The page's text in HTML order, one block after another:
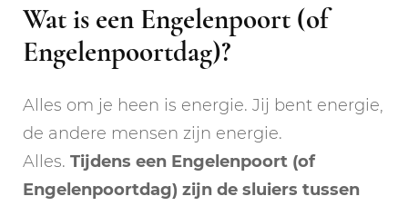
Wat is een Engelenpoort (of
Engelenpoortdag)?
Alles om je heen is energie. Jij bent energie,
de andere mensen zijn energie.
Alles. Tijdens een Engelenpoort (of
Engelenpoortdag) zijn de sluiers tussen